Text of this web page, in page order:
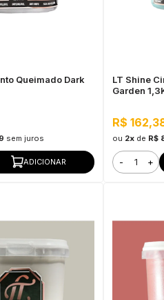
Queimado Dark
sem juros
ADICIONAR
LT Shine
Garden
R$
ou 2x de R$
- +